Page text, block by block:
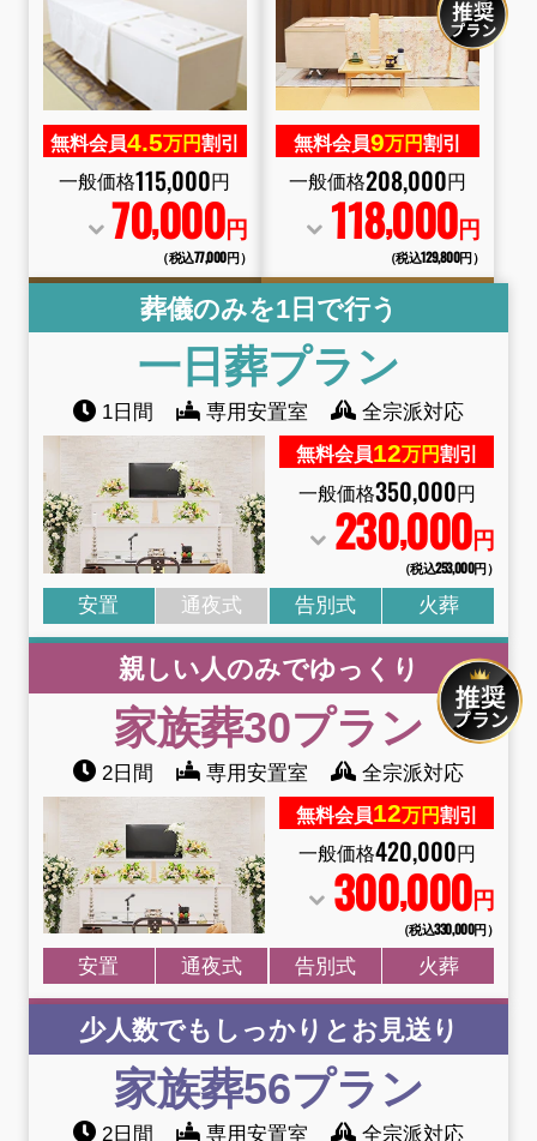
無料会員4.5万円割引
一般価格115,000円
70,000円
（税込77,000円）
無料会員9万円割引
一般価格208,000円
118,000円
（税込129,800円）
葬儀のみを1日で行う
一日葬プラン
1日間 専用安置室 全宗派対応
無料会員12万円割引
一般価格350,000円
230,000円
（税込253,000円）
安置 通夜式 告別式 火葬
親しい人のみでゆっくり
家族葬30プラン
2日間 専用安置室 全宗派対応
無料会員12万円割引
一般価格420,000円
300,000円
（税込330,000円）
安置 通夜式 告別式 火葬
少人数でもしっかりとお見送り
家族葬56プラン
2日間 専用安置室 全宗派対応